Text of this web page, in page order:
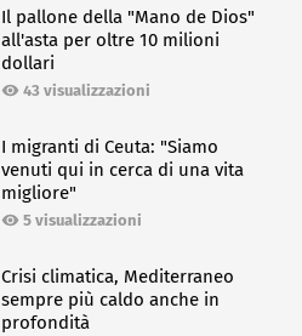
Il pallone della "Mano de Dios"
all'asta per oltre 10 milioni
dollari
43 visualizzazioni
I migranti di Ceuta: "Siamo
venuti qui in cerca di una vita
migliore"
5 visualizzazioni
Crisi climatica, Mediterraneo
sempre più caldo anche in
profondità